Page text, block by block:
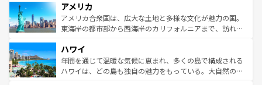
ンツ一覧を参照してほしい。
の建物がそのまま残る町や、スイスならではのユニークな
博物館もあり、アルプス観光だけでなく町歩きも満喫する
ことができる。国民の所得が高いため物価も高いが、旅行
ば市内交通費無料で観光を楽しむこともできる。 なお、新
着のスイス情報はコンテンツ一覧 を参照してほしい。
アメリカ
アメリカ合衆国は、広大な土地と多様な文化が魅力の国。
東海岸の都市部から西海岸のカリフォルニアまで、訪れる
のような巨大都市は、観光、ショッピング、エンターテイ
ンメントが詰まった刺激的なスポットだ。一方、アメリカ
西部には大自然が広がり、グランドキャニオンやイエロー
ハワイ
年間を通じて温暖な気候に恵まれ、多くの島で構成される
ハワイは、どの島も独自の魅力をもっている。大自然の神